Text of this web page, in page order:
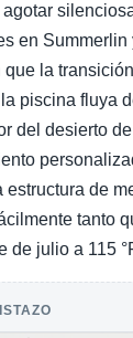
en Summerlin
la
piscina fluya
del desierto
estructura de
tanto
de julio a 115